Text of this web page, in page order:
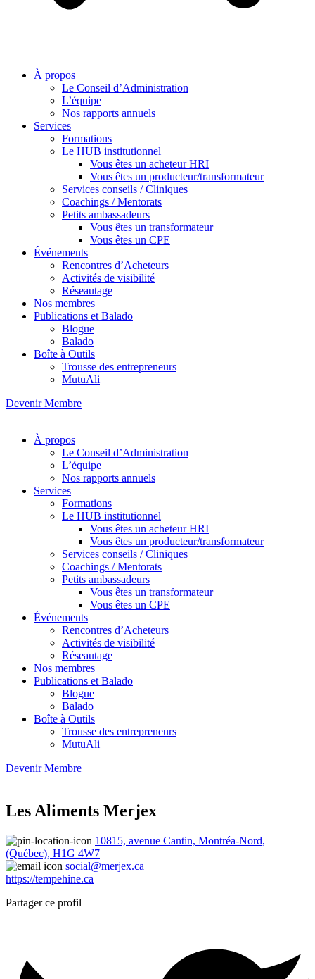
À propos
Le Conseil d’Administration
L’équipe
Nos rapports annuels
Services
Formations
Le HUB institutionnel
Vous êtes un acheteur HRI
Vous êtes un producteur/transformateur
Services conseils / Cliniques
Coachings / Mentorats
Petits ambassadeurs
Vous êtes un transformateur
Vous êtes un CPE
Événements
Rencontres d’Acheteurs
Activités de visibilité
Réseautage
Nos membres
Publications et Balado
Blogue
Balado
Boîte à Outils
Trousse des entrepreneurs
MutuAli
Devenir Membre
À propos
Le Conseil d’Administration
L’équipe
Nos rapports annuels
Services
Formations
Le HUB institutionnel
Vous êtes un acheteur HRI
Vous êtes un producteur/transformateur
Services conseils / Cliniques
Coachings / Mentorats
Petits ambassadeurs
Vous êtes un transformateur
Vous êtes un CPE
Événements
Rencontres d’Acheteurs
Activités de visibilité
Réseautage
Nos membres
Publications et Balado
Blogue
Balado
Boîte à Outils
Trousse des entrepreneurs
MutuAli
Devenir Membre
Les Aliments Merjex
10815, avenue Cantin, Montréa-Nord,
(Québec), H1G 4W7
social@merjex.ca
https://tempehine.ca
Partager ce profil